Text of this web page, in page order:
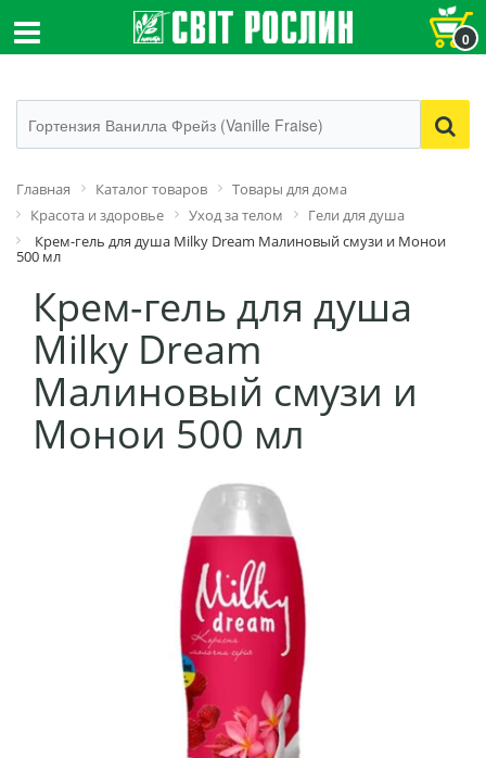
0
Главная Каталог товаров
Товары для дома
Красота и здоровье
Уход за телом
Гели для душа
Крем-гель для душа Milky Dream Малиновый смузи и Монои
500 мл
Крем-гель для душа
Milky Dream
Малиновый смузи и
Монои 500 мл